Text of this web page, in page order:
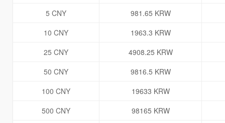
5 CNY
981.65 KRW
10 CNY
1963.3 KRW
25 CNY
4908.25 KRW
50 CNY
9816.5 KRW
100 CNY
19633 KRW
500 CNY
98165 KRW